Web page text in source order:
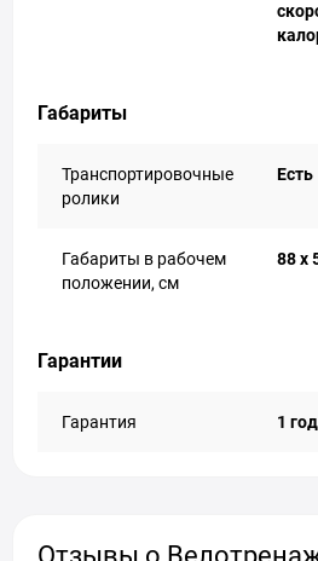
Габариты
Транспортировочные
ролики
Есть
Габариты в рабочем
положении, см
88 х
Гарантии
Гарантия 1 год